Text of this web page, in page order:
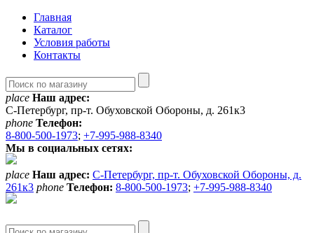
Главная
Каталог
Условия работы
Контакты
place Наш адрес:
С-Петербург, пр-т. Обуховской Обороны, д. 261к3
phone Телефон:
8-800-500-1973; +7-995-988-8340
Мы в социальных сетях:
place Наш адрес: С-Петербург, пр-т. Обуховской Обороны, д.
261к3 phone Телефон: 8-800-500-1973; +7-995-988-8340